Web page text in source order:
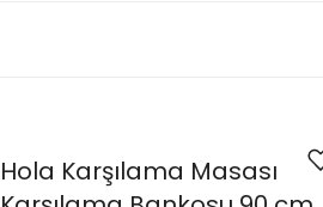
Hola Karşılama Masası